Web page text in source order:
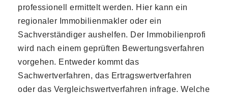
professionell ermittelt werden. Hier kann ein
regionaler Immobilienmakler oder ein
Sachverständiger aushelfen. Der Immobilienprofi
wird nach einem geprüften Bewertungsverfahren
vorgehen. Entweder kommt das
Sachwertverfahren, das Ertragswertverfahren
oder das Vergleichswertverfahren infrage. Welche